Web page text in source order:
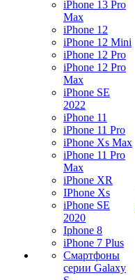
iPhone 13 Pro
Max
iPhone 12
iPhone 12 Mini
iPhone 12 Pro
iPhone 12 Pro
Max
iPhone SE
2022
iPhone 11
iPhone 11 Pro
iPhone Xs Max
iPhone 11 Pro
Max
iPhone XR
IPhone Xs
iPhone SE
2020
Iphone 8
iPhone 7 Plus
Смартфоны
серии Galaxy